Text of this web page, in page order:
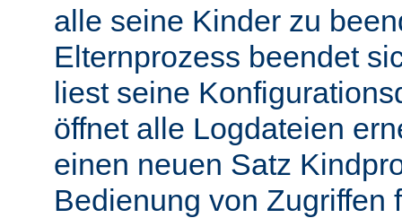
alle seine Kinder zu
Elternprozess beendet
liest seine
öffnet alle Logdateien
einen neuen Satz
Bedienung von Zugriffen